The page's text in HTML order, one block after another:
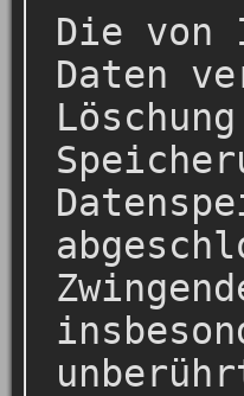
Die von
Daten